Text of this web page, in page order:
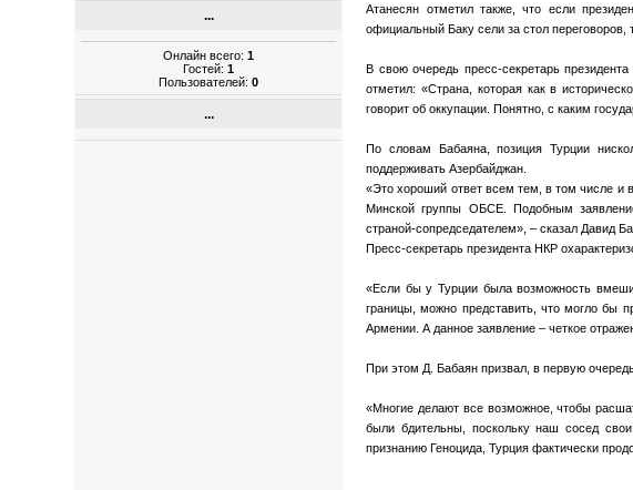
...
Онлайн всего:1
Гостей:1
Пользователей:0
...
Атанесян отметил также, что если
официальный Баку сели за стол переговоров,
В свою очередь пресс-секретарь
отметил: «Страна, которая как в
говорит об оккупации. Понятно, с каким
По словам Бабаяна, позиция Турции
поддерживать Азербайджан.
«Это хороший ответ всем тем, в том числе и
Минской группы ОБСЕ. Подобным
страной-сопредседателем», – сказал Давид
Пресс-секретарь президента НКР
«Если бы у Турции была возможность
границы, можно представить, что могло бы
Армении. А данное заявление – четкое
При этом Д. Бабаян призвал, в первую
«Многие делают все возможное, чтобы
были бдительны, поскольку наш сосед
признанию Геноцида, Турция фактически